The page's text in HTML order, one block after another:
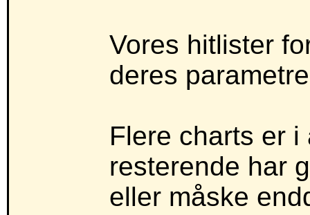
Vores hitlister
deres
Flere charts er
resterende har
eller måske